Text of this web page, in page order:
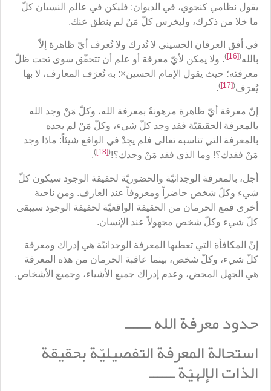
يقول نظامي كنجوي، في الديوان: فليكن في عالم النسيان كلّ
ما خلا من ذكرك، وليخرس كلّ مَنْ لم ينطق عنك.
في أفق العرفان الحسيني لا تُدرك ولا تُعرف أيّ ظاهرة إلاّ
بالله(
[16]
). ولا يمكن لأيّ معرفة أو علم أن تتحقّق سوى تحت ظلّ
معرفته؛ حيث يقول الإمام الحسين×: به تُعرَف المعارف، لا بها
يُعرَف(
[17]
)
.
إنّ معرفة أيّ ظاهرة مرهونةٌ بمعرفة الله، وكلّ مَنْ وجد الله
بالمعرفة الحقيقيّة فقد وجد كلّ شيء، وكلّ مَنْ لم يجده
بالمعرفة التي تناسبه تعالى فلم يجِدْ في الواقع شيئاً: ماذا وجد
مَنْ فقدك؟! وما الذي فقد مَنْ وجدك؟!(
[18]
)
.
أجل، بالمعرفة الوجدانيّة والحضوريّة لحقيقة الوجود سيكون كلّ
شيء وكلّ شخص حاضراً ومعروفاً عند العارف. ومن ناحية
أخرى فمع الحرمان من الحقيقة الواقعيّة لحقيقة الوجود سيبقى
كلّ شيء وكلّ شخص مجهولاً عند الإنسان.
إنّ المكافأة التي تعطيها المعرفة الوجدانيّة هي إدراك ومعرفة
كلّ شيء، وكلّ شخص، بينما عاقبة الحرمان من هذه المعرفة
هي الجهل المحض، وعدم إدراك جميع الأشياء، وجميع الأشخاص.
حدود معرفة الله ــــــ
استحالة المعرفة التفصيليّة بحقيقة
الذات الإلهيّة ــــــ